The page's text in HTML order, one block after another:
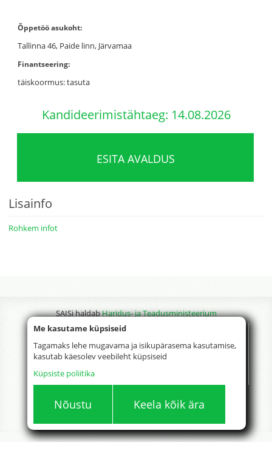
Õppetöö asukoht:
Tallinna 46, Paide linn, Järvamaa
Finantseering:
täiskoormus: tasuta
Kandideerimistähtaeg: 14.08.2026
ESITA AVALDUS
Lisainfo
Rohkem infot
Me kasutame küpsiseid
Tagamaks lehe mugavama ja isikupärasema kasutamise,
kasutab käesolev veebileht küpsiseid
Küpsiste poliitika
Nõustu Keela kõik ära
SAISi haldabHaridus- ja Teadusministeerium
Version 85.71.0.0